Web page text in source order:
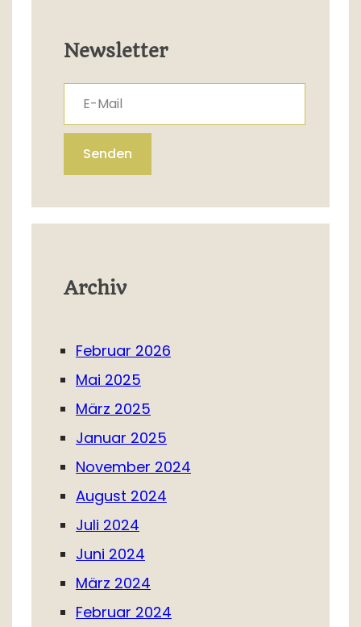
Newsletter
E-Mail
Senden
Archiv
Februar 2026
Mai 2025
März 2025
Januar 2025
November 2024
August 2024
Juli 2024
Juni 2024
März 2024
Februar 2024